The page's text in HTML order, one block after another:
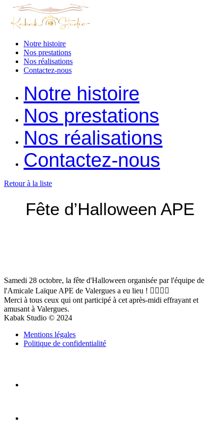
Notre histoire
Nos prestations
Nos réalisations
Contactez-nous
Notre histoire
Nos prestations
Nos réalisations
Contactez-nous
Retour à la liste
Fête d’Halloween APE
Samedi 28 octobre, la fête d'Halloween organisée par l'équipe de
l'Amicale Laïque APE de Valergues a eu lieu ! 🧛‍♂️🧟‍♀️
Merci à tous ceux qui ont participé à cet après-midi effrayant et
amusant à Valergues.
Kabak Studio © 2024
Mentions légales
Politique de confidentialité